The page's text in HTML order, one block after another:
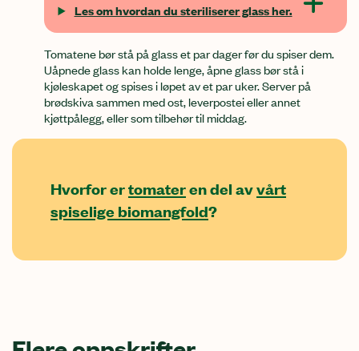
Les om hvordan du steriliserer glass her.
Tomatene bør stå på glass et par dager før du spiser dem.
Uåpnede glass kan holde lenge, åpne glass bør stå i
kjøleskapet og spises i løpet av et par uker.Server på
brødskiva sammen med ost, leverpostei eller annet
kjøttpålegg, eller som tilbehør til middag.
Hvorfor ertomateren del avvårt
spiselige biomangfold?